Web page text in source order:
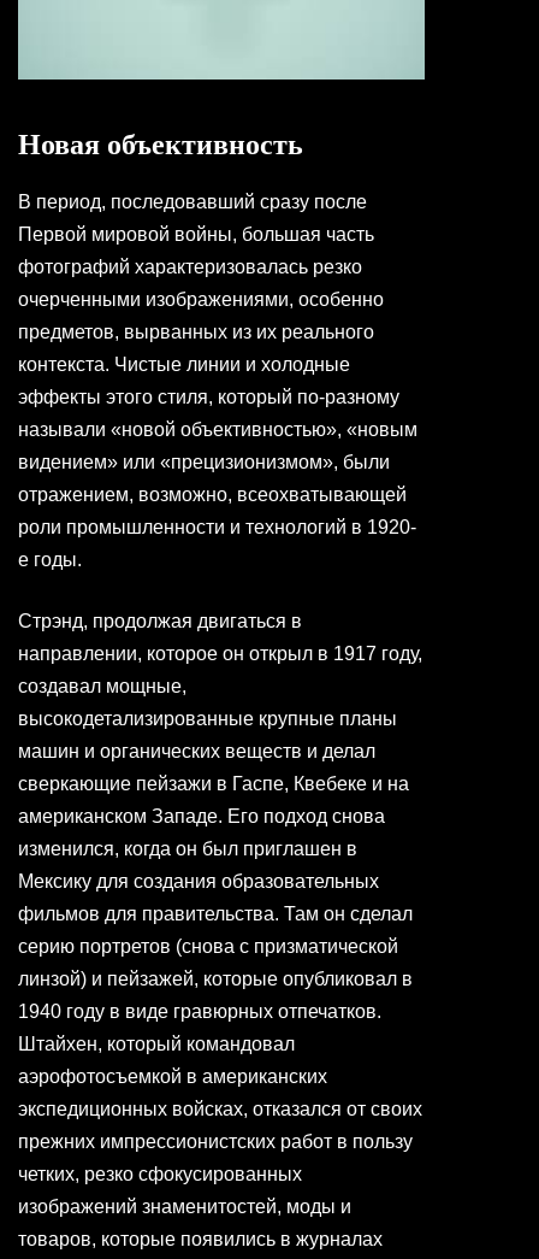
Новая объективность
В период, последовавший сразу после
Первой мировой войны, большая часть
фотографий характеризовалась резко
очерченными изображениями, особенно
предметов, вырванных из их реального
контекста. Чистые линии и холодные
эффекты этого стиля, который по-разному
называли «новой объективностью», «новым
видением» или «прецизионизмом», были
отражением, возможно, всеохватывающей
роли промышленности и технологий в 1920-
е годы.
Стрэнд, продолжая двигаться в
направлении, которое он открыл в 1917 году,
создавал мощные,
высокодетализированные крупные планы
машин и органических веществ и делал
сверкающие пейзажи в Гаспе, Квебеке и на
американском Западе. Его подход снова
изменился, когда он был приглашен в
Мексику для создания образовательных
фильмов для правительства. Там он сделал
серию портретов (снова с призматической
линзой) и пейзажей, которые опубликовал в
1940 году в виде гравюрных отпечатков.
Штайхен, который командовал
аэрофотосъемкой в американских
экспедиционных войсках, отказался от своих
прежних импрессионистских работ в пользу
четких, резко сфокусированных
изображений знаменитостей, моды и
товаров, которые появились в журналах